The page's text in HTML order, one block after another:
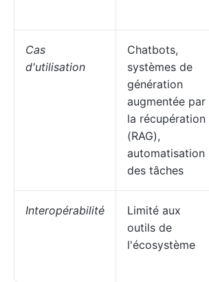
Cas
d'utilisation
Chatbots,
systèmes de
génération
augmentée par
la récupération
(RAG),
automatisation
des tâches
Interopérabilité
Limité aux
outils de
l'écosystème